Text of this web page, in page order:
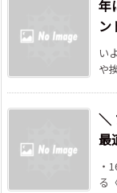
年
ン
い
や
＼
最
・
る